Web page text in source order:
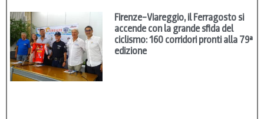
Firenze–Viareggio, il Ferragosto si
accende con la grande sfida del
ciclismo: 160 corridori pronti alla 79ª
edizione